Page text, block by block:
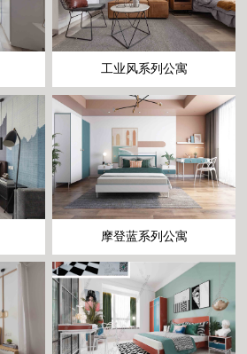
工业风系列公寓
摩登蓝系列公寓